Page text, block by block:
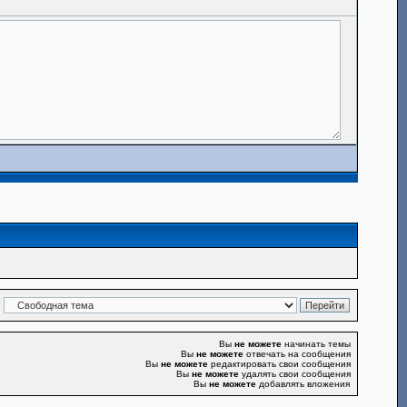
Вы не можетеначинать темы
Вы не можетеотвечать на сообщения
Вы не можетередактировать свои сообщения
Вы не можетеудалять свои сообщения
Вы не можетедобавлять вложения